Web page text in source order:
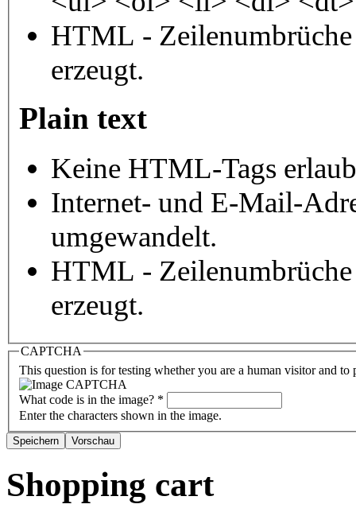
HTML - Zeilenumbrüche
erzeugt.
Plain text
Keine HTML-Tags
Internet- und E-Mail-
umgewandelt.
HTML - Zeilenumbrüche
erzeugt.
CAPTCHA
This question is for testing whether you are a human visitor and to
What code is in the image? *
Enter the characters shown in the image.
Shopping cart